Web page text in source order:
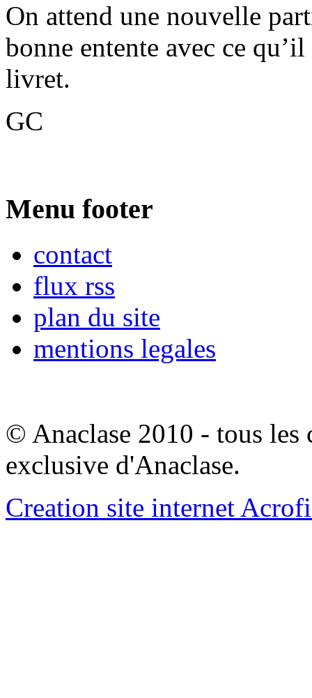
On attend une nouvelle
bonne entente avec ce
livret.
GC
Menu footer
contact
flux rss
plan du site
mentions legales
© Anaclase 2010 - tous les
exclusive d'Anaclase.
Creation site internet